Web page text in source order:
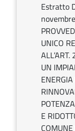
Estratto
UNICO
UN
E